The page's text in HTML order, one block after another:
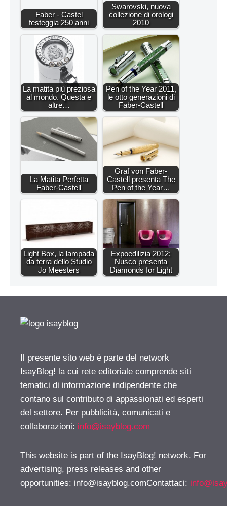
Faber - Castel
festeggia 250 anni
Swarovski, nuova
collezione di orologi
2010
La matita più preziosa
al mondo. Questa e
altre…
Pen of the Year 2011,
le otto generazioni di
Faber-Castell
La Matita Perfetta
Faber-Castell
Graf von Faber-
Castell presenta The
Pen of the Year…
Light Box, la lampada
da terra dello Studio
Jo Meesters
Expoedilizia 2012:
Nusco presenta
Diamonds for Light
Il presente sito web è parte del network
IsayBlog! la cui rete editoriale comprende siti
tematici di informazione indipendente che
contano sul contributo di appassionati ed esperti
del settore. Per pubblicità, comunicati e
collaborazioni: info@isayblog.com
This website is part of the IsayBlog! network. For
advertising, press releases and other
opportunities: info@isayblog.comContattaci: